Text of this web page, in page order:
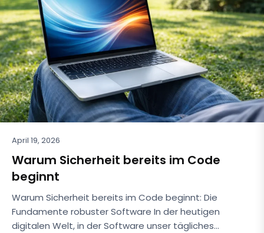
April 19, 2026
Warum Sicherheit bereits im Code
beginnt
Warum Sicherheit bereits im Code beginnt: Die
Fundamente robuster Software In der heutigen
digitalen Welt, in der Software unser tägliches…